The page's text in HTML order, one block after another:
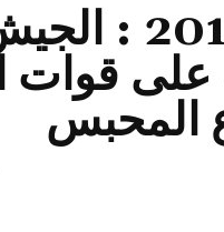
البلاغ
قوات
المحبس